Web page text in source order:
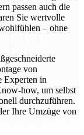
passen auch die
Sie wertvolle
– ohne
von
Experten in
how, um selbst
durchzuführen.
Ihre Umzüge von